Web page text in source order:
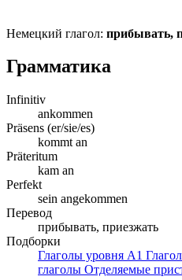
Немецкий глагол: прибывать,
Грамматика
Infinitiv
ankommen
Präsens (er/sie/es)
kommt an
Präteritum
kam an
Perfekt
sein angekommen
Перевод
прибывать, приезжать
Подборки
Глаголы уровня A1
глаголы Отделяемые